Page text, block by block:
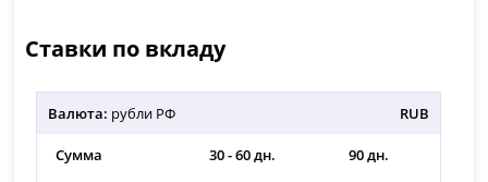
Ставки по вкладу
Валюта: рубли РФ RUB
Сумма 30 - 60 дн. 90 дн.